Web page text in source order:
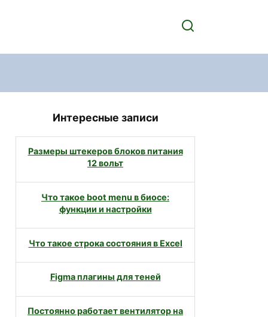
Интересные записи
Размеры штекеров блоков питания
12 вольт
Что такое boot menu в биосе:
функции и настройки
Что такое строка состояния в Excel
Figma плагины для теней
Постоянно работает вентилятор на